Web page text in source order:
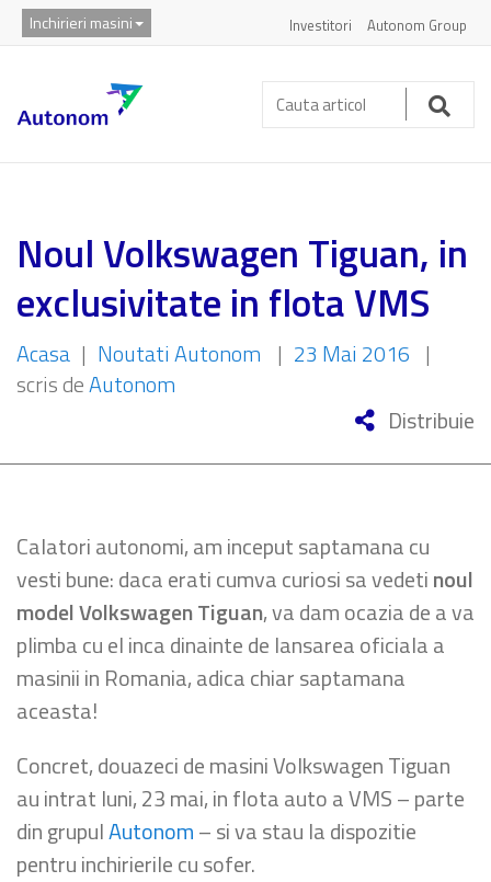
Inchirieri masini Investitori Autonom Group
Cauta
articol:
Noul Volkswagen Tiguan, in
exclusivitate in flota VMS
Acasa | Noutati Autonom | 23 Mai 2016 |
scris deAutonom
Distribuie
Calatori autonomi, am inceput saptamana cu
vesti bune: daca erati cumva curiosi sa vedetinoul
model Volkswagen Tiguan, va dam ocazia de a va
plimba cu el inca dinainte de lansarea oficiala a
masinii in Romania, adica chiar saptamana
aceasta!
Concret, douazeci de masini Volkswagen Tiguan
au intrat luni, 23 mai, in flota auto a VMS – parte
din grupulAutonom– si va stau la dispozitie
pentru inchirierile cu sofer.